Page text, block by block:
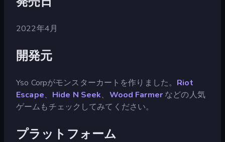
2022年4月
開発元
Yso Corpがモンスターカートを作りました。 Riot
Escape、 Hide N Seek、 Wood Farmerなどの人気
ゲームもチェックしてみてください。
プラットフォーム